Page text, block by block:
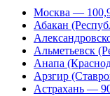
Москва —
Абакан
Альметьевск
Анапа
Арзгир
Астрахань —